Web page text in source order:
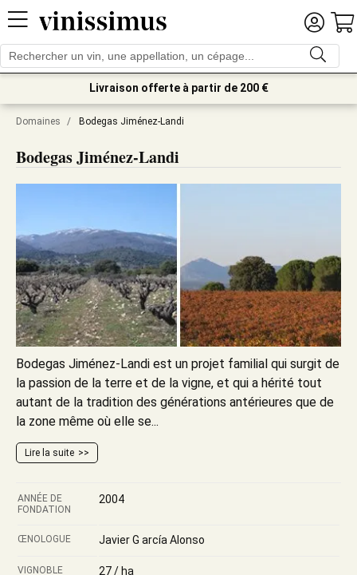
Livraison offerte à partir de 200 €
Domaines / Bodegas Jiménez-Landi
Bodegas Jiménez-Landi
Bodegas Jiménez-Landi est un projet familial qui surgit de
la passion de la terre et de la vigne, et qui a hérité tout
autant de la tradition des générations antérieures que de
la zone même où elle se...
Lire la suite
ANNÉE DE
FONDATION
2004
ŒNOLOGUE Javier G arcía Alonso
VIGNOBLE
27 / ha